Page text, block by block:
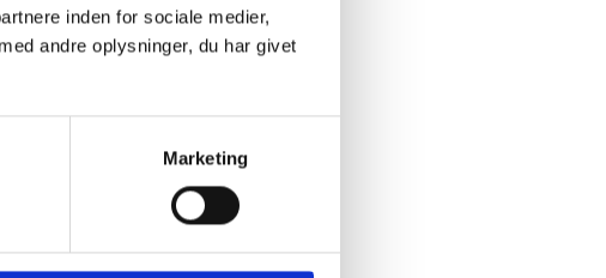
inden for sociale medier,
andre oplysninger, du har givet
Marketing